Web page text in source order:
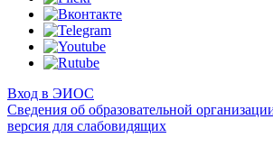
Вход в ЭИОС
Сведения об образовательной
версия для слабовидящих